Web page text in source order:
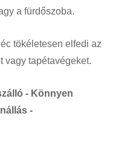
a fürdőszoba.
tökéletesen elfedi az
vagy tapétavégeket.
- Könnyen
-